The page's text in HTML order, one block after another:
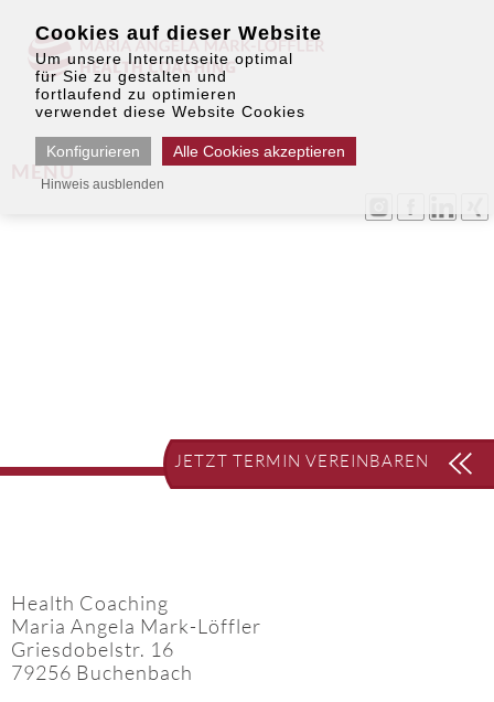
MENU
JETZT TERMIN VEREINBAREN
Health Coaching
Maria Angela Mark-Löffler
Griesdobelstr. 16
79256 Buchenbach
Cookies auf dieser Website
Um unsere Internetseite optimal
für Sie zu gestalten und
fortlaufend zu optimieren
verwendet diese Website Cookies
Konfigurieren Alle Cookies akzeptieren
Hinweis ausblenden